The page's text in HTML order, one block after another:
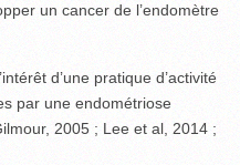
un cancer de l’endomètre
d’une pratique d’activité
par une endométriose
2005 ; Lee et al, 2014 ;